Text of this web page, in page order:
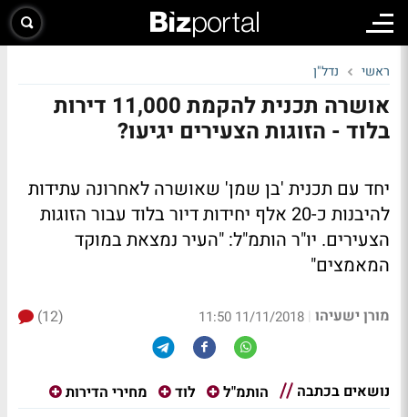
ראשי נדל"ן
אושרה תכנית להקמת 11,000 דירות
בלוד - הזוגות הצעירים יגיעו?
יחד עם תכנית 'בן שמן' שאושרה לאחרונה עתידות
להיבנות כ-20 אלף יחידות דיור בלוד עבור הזוגות
הצעירים. יו"ר הותמ"ל: "העיר נמצאת במוקד
המאמצים"
מורן ישעיהו |
11/11/2018 11:50
(12)
נושאים בכתבה הותמ"ל לוד מחירי הדירות